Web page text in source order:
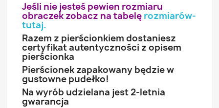
Jeśli nie jesteś pewien rozmiaru
obraczek zobacz na tabelę rozmiarów-
tutaj.
Razem z pierścionkiem dostaniesz
certyfikat autentyczności z opisem
pierścionka
Pierścionek zapakowany będzie w
gustowne pudełko!
Na wyrób udzielana jest 2-letnia
gwarancja